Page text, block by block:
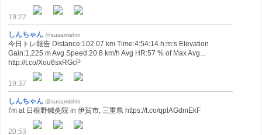
19:22
しんちゃん @susamishin
今日トレ報告 Distance:102.07 km Time:4:54:14 h:m:s Elevation
Gain:1,225 m Avg Speed:20.8 km/h Avg HR:57 % of Max Avg...
http://t.co/Xou6sxRGcP
19:37
しんちゃん @susamishin
I'm at 日根野鍼灸院 in 伊賀市, 三重県 https://t.co/qplAGdmEkF
20:53